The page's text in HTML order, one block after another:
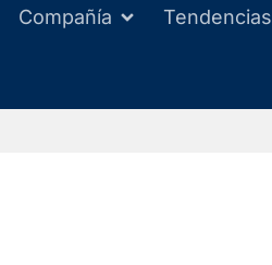
Compañía Tendencias